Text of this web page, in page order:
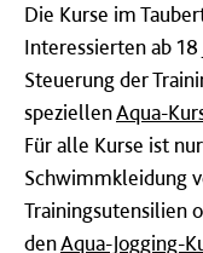
Die Kurse im
Interessierten ab 18
Steuerung der
speziellenAqua-
Für alle Kurse ist
Schwimmkleidung
Trainingsutensilien
denAqua-Jogging-